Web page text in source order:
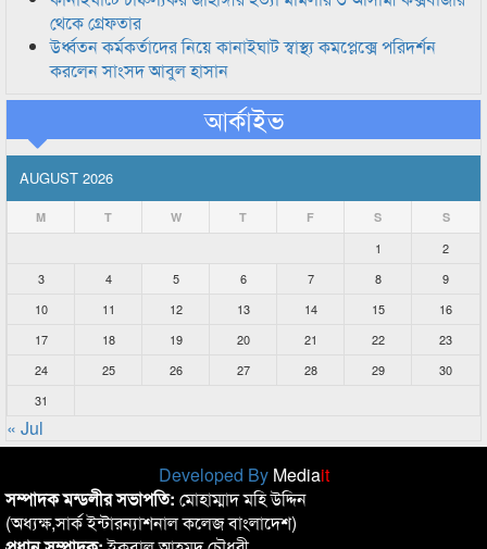
থেকে গ্রেফতার
উর্ধ্বতন কর্মকর্তাদের নিয়ে কানাইঘাট স্বাস্থ্য কমপ্লেক্সে পরিদর্শন
করলেন সাংসদ আবুল হাসান
আর্কাইভ
AUGUST 2026
M T W T F S S
1
2
3
4 5 6 7 8
9
10
11 12 13 14 15
16
17
18 19 20 21 22
23
24
25 26 27 28 29
30
31
« Jul
Developed By Mediait
সম্পাদক মন্ডলীর সভাপতি: মোহাম্মাদ মহি উদ্দিন
(অধ্যক্ষ,সার্ক ইন্টারন্যাশনাল কলেজ বাংলাদেশ)